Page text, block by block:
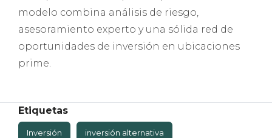
modelo combina análisis de riesgo,
asesoramiento experto y una sólida red de
oportunidades de inversión en ubicaciones
prime.
Etiquetas
Inversión inversión alternativa